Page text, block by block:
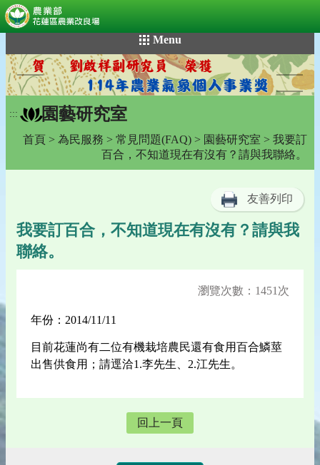
到
主
要
內
容
Menu
::: 園藝研究室
首頁 > 為民服務 > 常見問題(FAQ) > 園藝研究室 > 我要訂
百合，不知道現在有沒有？請與我聯絡。
友善列印
我要訂百合，不知道現在有沒有？請與我
聯絡。
瀏覽次數：1451次
年份：2014/11/11
目前花蓮尚有二位有機栽培農民還有食用百合鱗莖
出售供食用；請逕洽1.李先生、2.江先生。
回上一頁